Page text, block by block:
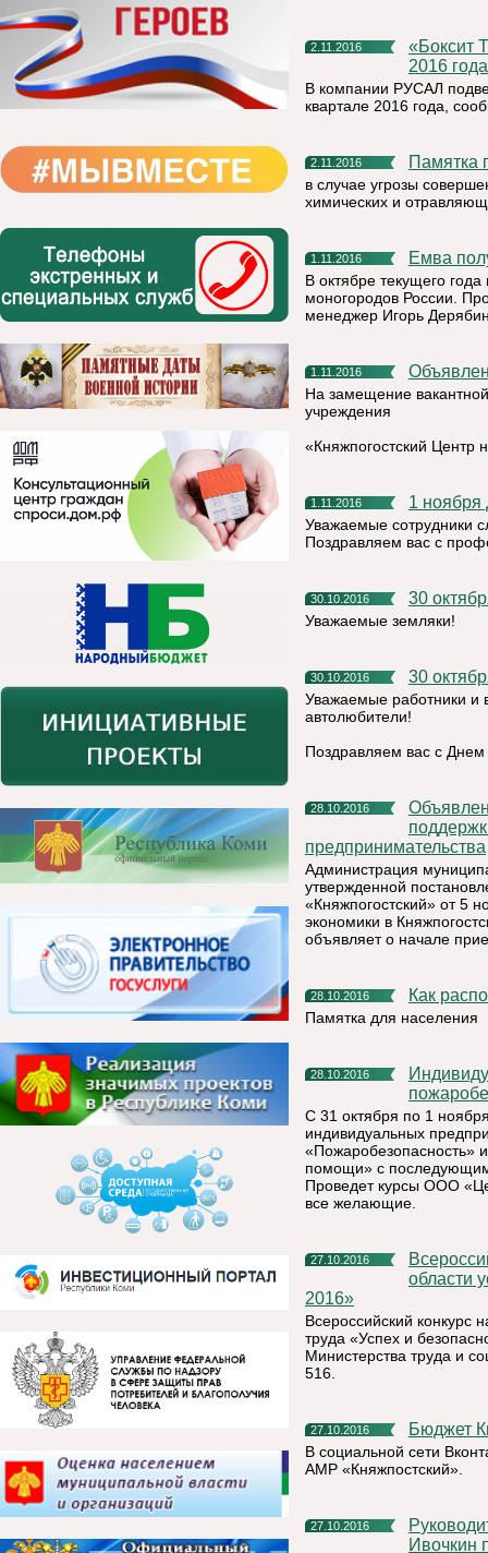
2.11.2016
«Боксит Тимана» увеличил добычу руды в третьем квартале
2016 года
В компании РУСАЛ
квартале 2016 года,
2.11.2016
в случае угрозы
химических и
1.11.2016 Емва
В октябре текущего
моногородов России.
менеджер Игорь
1.11.2016
На замещение
учреждения
«Княжпогостский Центр
1.11.2016 1
Уважаемые сотрудники
Поздравляем вас с
30.10.2016 30
Уважаемые земляки!
30.10.2016 30
Уважаемые работники и
автолюбители!
Поздравляем вас с Днем
28.10.2016
Объявление о приеме заявок на получение финансовой
предпринимательства
Администрация
утвержденной
«Княжпогостский» от 5
экономики в
объявляет о начале
28.10.2016 Как
Памятка для населения
28.10.2016
Индивидуальных предпринимателей обучат
С 31 октября по 1
индивидуальных
«Пожаробезопасность»
помощи» с последующим
Проведет курсы ООО
все желающие.
27.10.2016
Всероссийский конкурс на лучшую организацию работ в
области
2016»
Всероссийский конкурс
труда «Успех и
Министерства труда и
516.
27.10.2016 Бюджет
В социальной сети
АМР «Княжпостский».
27.10.2016
Руководитель администрации МР «Княжпогостский» В.И.
Ивочкин